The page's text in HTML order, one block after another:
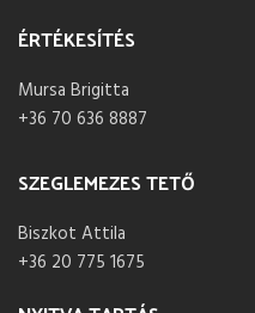
ÉRTÉKESÍTÉS
Mursa Brigitta
+36 70 636 8887
SZEGLEMEZES TETŐ
Biszkot Attila
+36 20 775 1675